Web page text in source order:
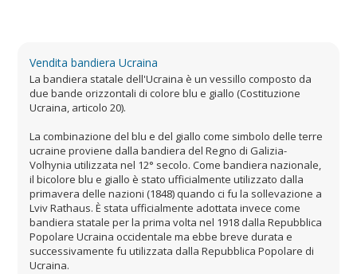
Vendita bandiera Ucraina
La bandiera statale dell'Ucraina è un vessillo composto da
due bande orizzontali di colore blu e giallo (Costituzione
Ucraina, articolo 20).
La combinazione del blu e del giallo come simbolo delle terre
ucraine proviene dalla bandiera del Regno di Galizia-
Volhynia utilizzata nel 12° secolo. Come bandiera nazionale,
il bicolore blu e giallo è stato ufficialmente utilizzato dalla
primavera delle nazioni (1848) quando ci fu la sollevazione a
Lviv Rathaus. È stata ufficialmente adottata invece come
bandiera statale per la prima volta nel 1918 dalla Repubblica
Popolare Ucraina occidentale ma ebbe breve durata e
successivamente fu utilizzata dalla Repubblica Popolare di
Ucraina.